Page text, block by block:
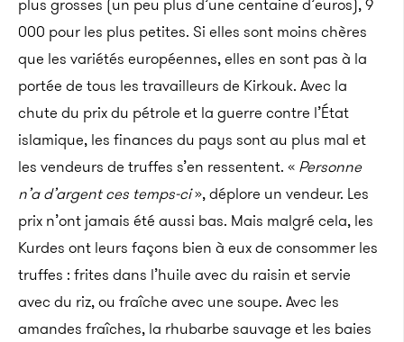
plus grosses (un peu plus d’une centaine d’euros), 9
000 pour les plus petites. Si elles sont moins chères
que les variétés européennes, elles en sont pas à la
portée de tous les travailleurs de Kirkouk. Avec la
chute du prix du pétrole et la guerre contre l’État
islamique, les finances du pays sont au plus mal et
les vendeurs de truffes s’en ressentent. « Personne
n’a d’argent ces temps-ci», déplore un vendeur. Les
prix n’ont jamais été aussi bas. Mais malgré cela, les
Kurdes ont leurs façons bien à eux de consommer les
truffes : frites dans l’huile avec du raisin et servie
avec du riz, ou fraîche avec une soupe. Avec les
amandes fraîches, la rhubarbe sauvage et les baies